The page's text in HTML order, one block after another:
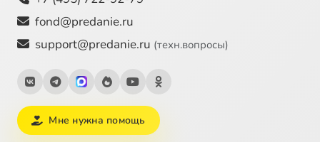
fond@predanie.ru
support@predanie.ru (техн.вопросы)
Мне нужна помощь